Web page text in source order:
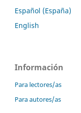
Español (España)
English
Información
Para lectores/as
Para autores/as